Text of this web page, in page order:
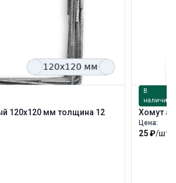
120х120 мм толщина 12
В
наличии
Хомут
Цена:
25 ₽/шт